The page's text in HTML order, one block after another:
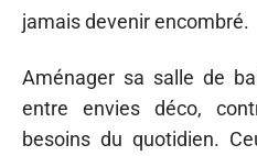
jamais devenir encombré.
Aménager sa salle de
entre envies déco,
besoins du quotidien.